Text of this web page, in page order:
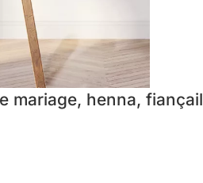
mariage, henna,